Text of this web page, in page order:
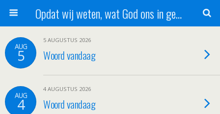
Opdat wij weten, wat God ons in genade schenkt!
AUG
5
5 AUGUSTUS 2026
Woord vandaag
AUG
4
4 AUGUSTUS 2026
Woord vandaag